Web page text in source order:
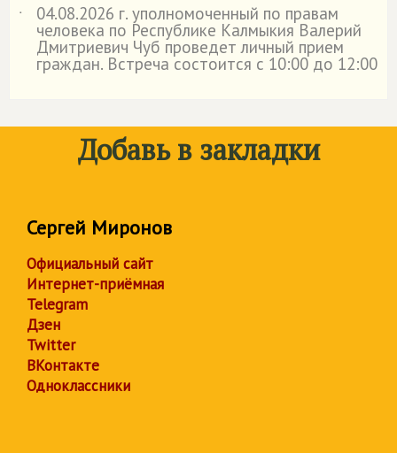
˙
04.08.2026 г. уполномоченный по правам
человека по Республике Калмыкия Валерий
Дмитриевич Чуб проведет личный прием
граждан. Встреча состоится с 10:00 до 12:00
Добавь в закладки
Сергей Миронов
Официальный сайт
Интернет-приёмная
Telegram
Дзен
Twitter
ВКонтакте
Одноклассники